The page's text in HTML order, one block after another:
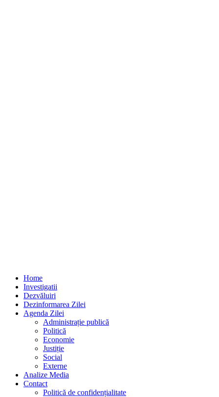
Home
Investigatii
Dezvăluiri
Dezinformarea Zilei
Agenda Zilei
Administrație publică
Politică
Economie
Justiție
Social
Externe
Analize Media
Contact
Politică de confidențialitate